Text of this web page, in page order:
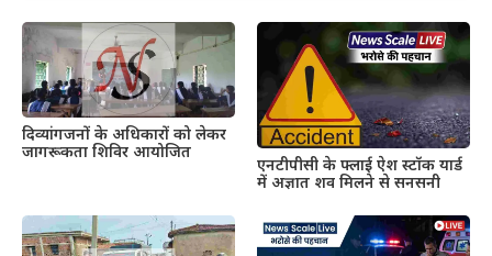
दिव्यांगजनों के अधिकारों को लेकर
जागरूकता शिविर आयोजित
एनटीपीसी के फ्लाई ऐश स्टॉक यार्ड
में अज्ञात शव मिलने से सनसनी